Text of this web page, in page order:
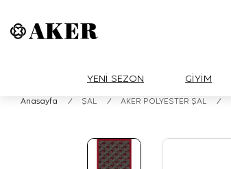
YENİ SEZON GİYİM
Anasayfa / ŞAL / AKER POLYESTER ŞAL /